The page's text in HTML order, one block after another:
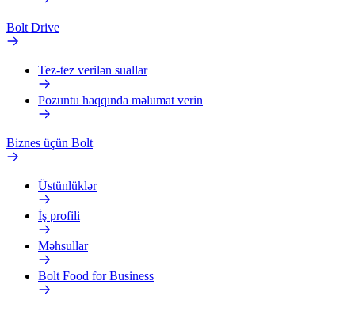
Bolt Drive
Tez-tez verilən suallar
Pozuntu haqqında məlumat verin
Biznes üçün Bolt
Üstünlüklər
İş profili
Məhsullar
Bolt Food for Business